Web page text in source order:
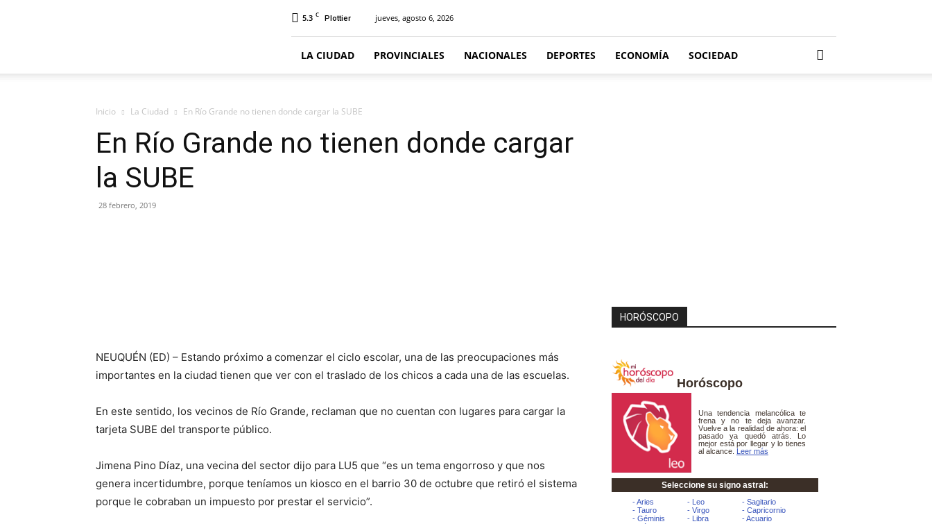
5.3 C Plottier jueves, agosto 6, 2026
LA CIUDAD PROVINCIALES NACIONALES DEPORTES ECONOMÍA SOCIEDAD
Inicio La Ciudad En Río Grande no tienen donde cargar la SUBE
En Río Grande no tienen donde cargar
la SUBE
28 febrero, 2019
NEUQUÉN (ED) – Estando próximo a comenzar el ciclo escolar, una de las preocupaciones más
importantes en la ciudad tienen que ver con el traslado de los chicos a cada una de las escuelas.
En este sentido, los vecinos de Río Grande, reclaman que no cuentan con lugares para cargar la
tarjeta SUBE del transporte público.
Jimena Pino Díaz, una vecina del sector dijo para LU5 que “es un tema engorroso y que nos
genera incertidumbre, porque teníamos un kiosco en el barrio 30 de octubre que retiró el sistema
porque le cobraban un impuesto por prestar el servicio”.
HORÓSCOPO
Horóscopo